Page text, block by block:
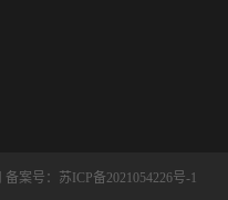
备案号：苏ICP备2021054226号-1